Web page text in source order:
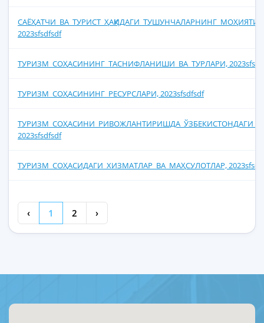
САЁҲАТЧИ_ВА_ТУРИСТ_ҲАҚИДАГИ_ТУШУНЧАЛАРНИНГ_МОҲИЯТИ,
2023sfsdfsdf
ТУРИЗМ_СОҲАСИНИНГ_ТАСНИФЛАНИШИ_ВА_ТУРЛАРИ,
ТУРИЗМ_СОҲАСИНИНГ_РЕСУРСЛАРИ, 2023sfsdfsdf
2023sfsdfsdf
ТУРИЗМ_СОҲАСИДАГИ_ХИЗМАТЛАР_ВА_МАҲСУЛОТЛАР,
‹ 1 2 ›